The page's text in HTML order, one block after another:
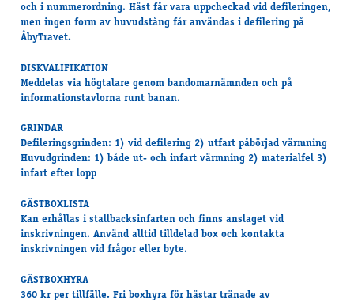
och i nummerordning. Häst får vara uppcheckad vid defileringen,
men ingen form av huvudstång får användas i defilering på
ÅbyTravet.
DISKVALIFIKATION
Meddelas via högtalare genom bandomarnämnden och på
informationstavlorna runt banan.
GRINDAR
Defileringsgrinden: 1) vid defilering 2) utfart påbörjad värmning
Huvudgrinden: 1) både ut- och infart värmning 2) materialfel 3)
infart efter lopp
GÄSTBOXLISTA
Kan erhållas i stallbacksinfarten och finns anslaget vid
inskrivningen. Använd alltid tilldelad box och kontakta
inskrivningen vid frågor eller byte.
GÄSTBOXHYRA
360 kr per tillfälle. Fri boxhyra för hästar tränade av